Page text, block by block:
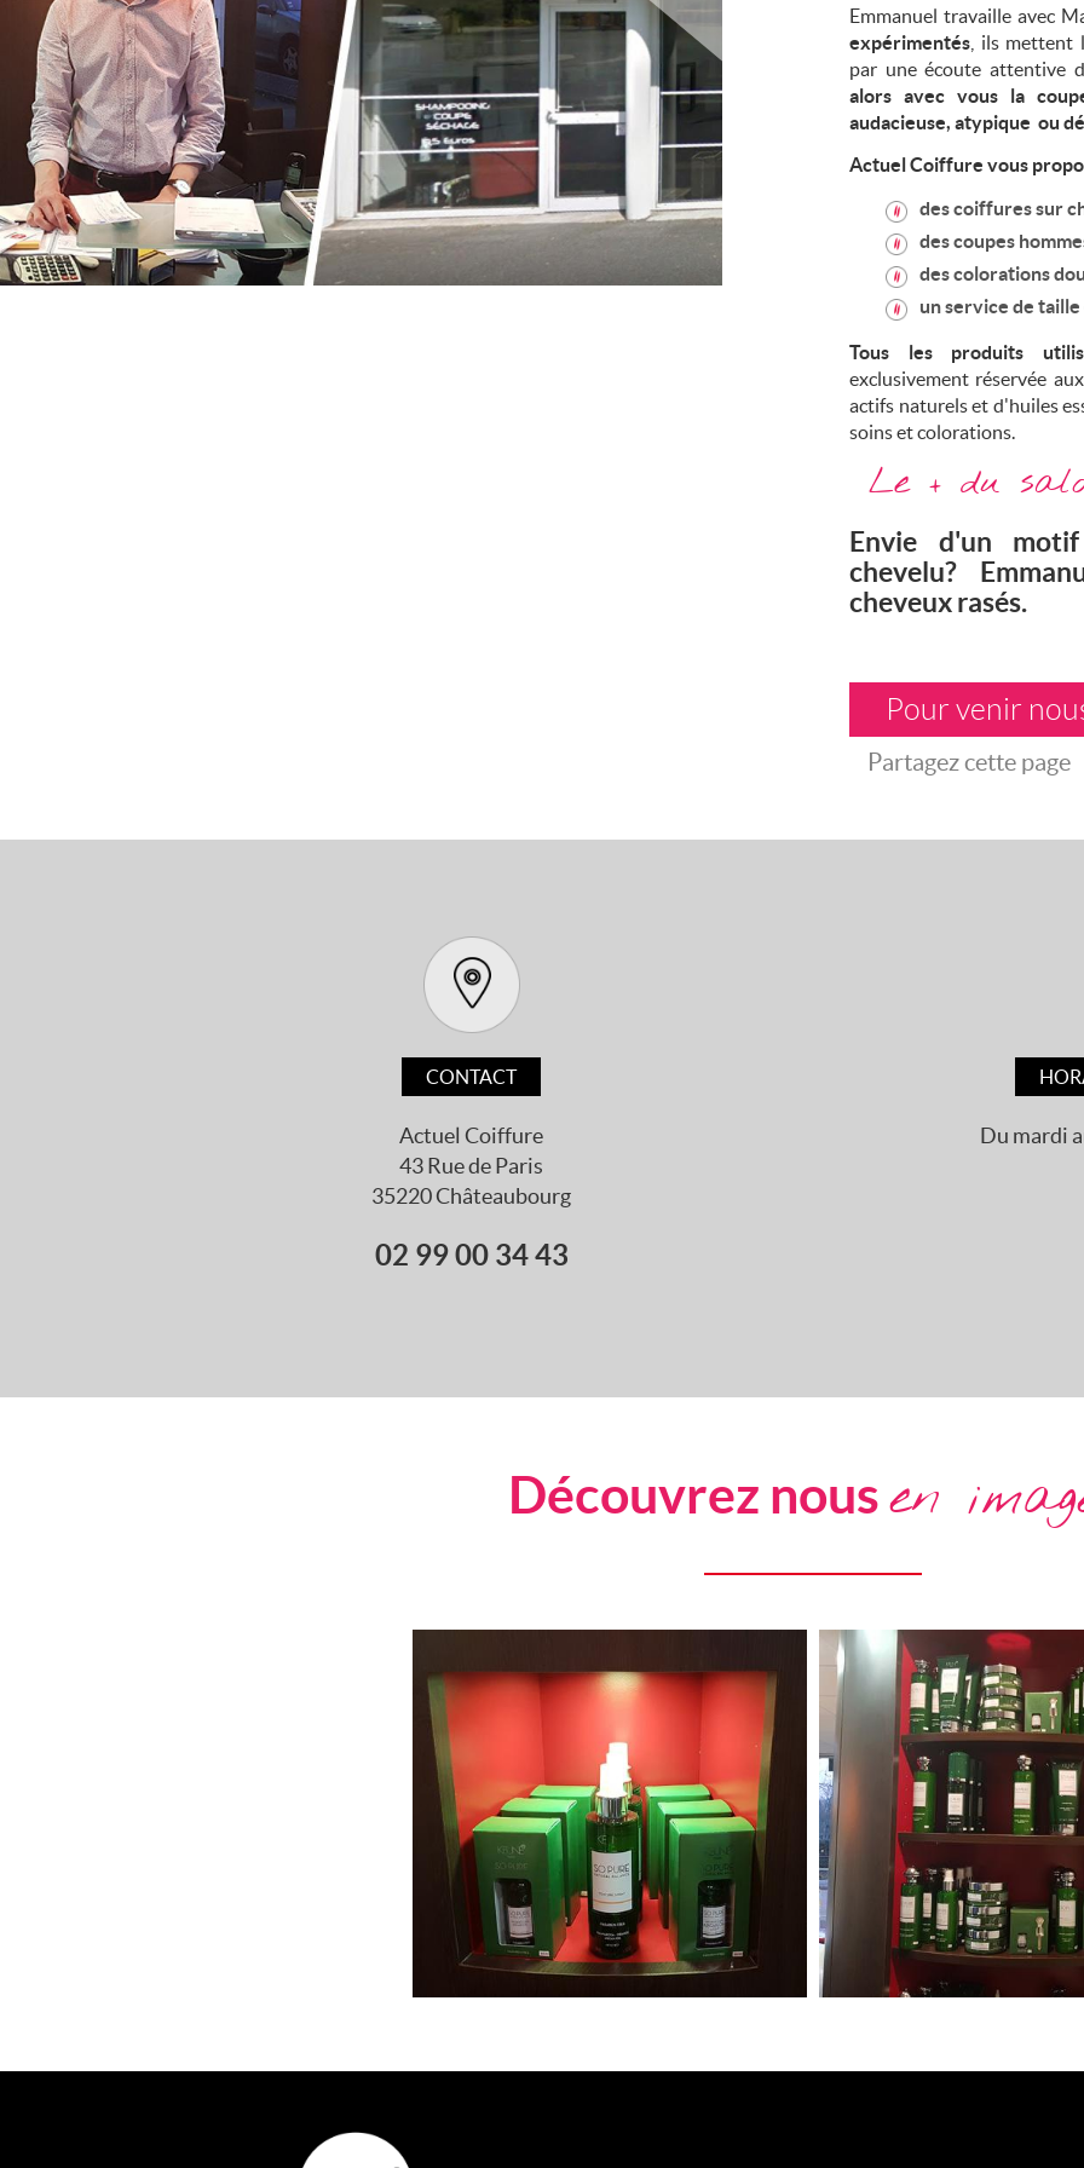
Emmanuel travaille avec
expérimentés , ils
par une écoute attentive
alors avec vous la
audacieuse, atypique ou
Actuel Coiffure vous
des coiffures sur
des coupes
des colorations
un service de
Tous les produits
exclusivement réservée
actifs naturels et d'huiles
soins et colorations.
Le + du
Envie d'un
chevelu?
cheveux rasés.
Pour venir
Partagez cette page
CONTACT
Actuel Coiffure
43 Rue de Paris
35220 Châteaubourg
02 99 00 34 43
Du mardi
Découvrez nousen